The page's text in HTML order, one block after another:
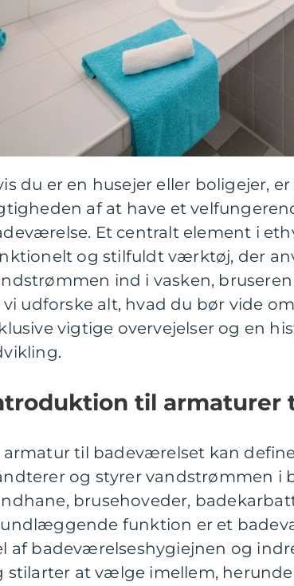
du er en husejer eller boligejer,
af at have et
Et centralt element i
og stilfuldt værktøj, der
ind i vasken,
vi udforske alt, hvad du bør vide
vigtige overvejelser og en
til armaturer
armatur til badeværelset kan
og styrer vandstrømmen i
brusehoveder,
funktion er et
af badeværelseshygiejnen og
stilarter at vælge imellem,